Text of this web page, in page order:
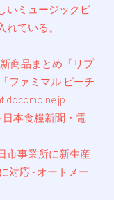
いミュージックビ
れている。 -
商品まとめ「リプ
ファミマル ピーチ
本食糧新聞・電
市事業所に新生産
対応 - オートメー